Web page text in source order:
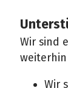
Wir sind
Wir